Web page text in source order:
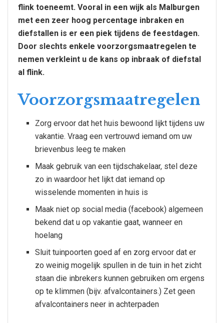
flink toeneemt. Vooral in een wijk als Malburgen
met een zeer hoog percentage inbraken en
diefstallen is er een piek tijdens de feestdagen.
Door slechts enkele voorzorgsmaatregelen te
nemen verkleint u de kans op inbraak of diefstal
al flink.
Voorzorgsmaatregelen
Zorg ervoor dat het huis bewoond lijkt tijdens uw
vakantie. Vraag een vertrouwd iemand om uw
brievenbus leeg te maken
Maak gebruik van een tijdschakelaar, stel deze
zo in waardoor het lijkt dat iemand op
wisselende momenten in huis is
Maak niet op social media (facebook) algemeen
bekend dat u op vakantie gaat, wanneer en
hoelang
Sluit tuinpoorten goed af en zorg ervoor dat er
zo weinig mogelijk spullen in de tuin in het zicht
staan die inbrekers kunnen gebruiken om ergens
op te klimmen (bijv. afvalcontainers.) Zet geen
afvalcontainers neer in achterpaden